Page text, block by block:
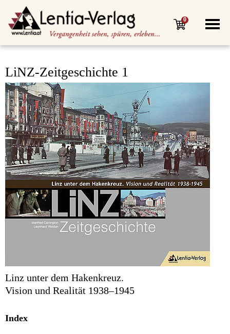
0
LiNZ-Zeitgeschichte 1
Linz unter dem Hakenkreuz.
Vision und Realität 1938–1945
Index